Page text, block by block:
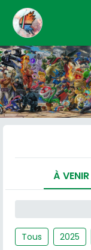
À VENIR
Tous 2025